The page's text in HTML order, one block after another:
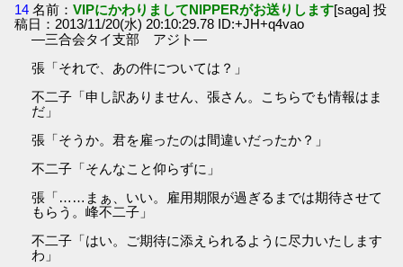
14 名前：VIPにかわりましてNIPPERがお送りします[saga] 投
稿日：2013/11/20(水) 20:10:29.78 ID:+JH+q4vao
―三合会タイ支部 アジト―
張「それで、あの件については？」
不二子「申し訳ありません、張さん。こちらでも情報はま
だ」
張「そうか。君を雇ったのは間違いだったか？」
不二子「そんなこと仰らずに」
張「……まぁ、いい。雇用期限が過ぎるまでは期待させて
もらう。峰不二子」
不二子「はい。ご期待に添えられるように尽力いたします
わ」